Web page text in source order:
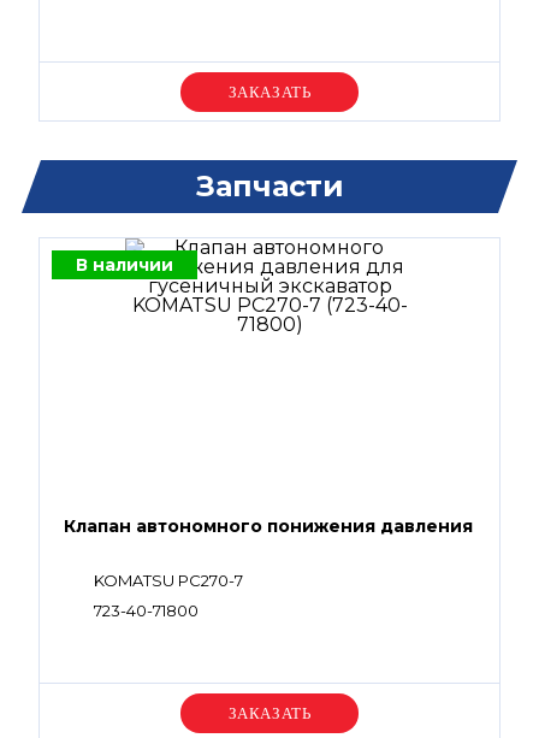
Уточняйте цену
Запчасти
В наличии
Клапан автономного понижения давления
KOMATSU PC270-7
723-40-71800
Уточняйте цену